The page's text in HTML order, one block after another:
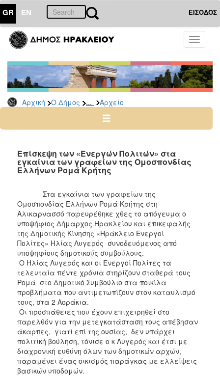
GR EN ΕΙΣΟΔΟΣ
Toggle
Αρχική Ο Δήμος ... Αρχείο
ΔΗΜΟΣ
Δημοτικές
Παρατάξεις
Αρχείο
ΠΟΛΙΤΙΣΜΟΣ
ΠΟΛΗ
Επίσκεψη των «Ενεργών Πολιτών» στα
εγκαίνια των γραφείων της Ομοσπονδίας
Ελλήνων Ρομά Κρήτης
Στα εγκαίνια των γραφείων της
Ομοσπονδίας Ελλήνων Ρομά Κρήτης στη
Αλικαρνασσό παρευρέθηκε χθες το απόγευμα ο
υποψήφιος Δήμαρχος Ηρακλείου και επικεφαλής
της Δημοτικής Κίνησης «Ηράκλειο Ενεργοί
Πολίτες» Ηλίας Λυγερός συνοδευόμενος από
υποψηφίους δημοτικούς συμβούλους.
Ο Ηλίας Λυγερός και οι Ενεργοί Πολίτες τα
τελευταία πέντε χρόνια στηρίζουν σταθερά τους
Ρομά στο Δημοτικό Συμβούλιο στα ποικίλα
προβλήματα που αντιμετωπίζουν στον καταυλισμό
τους, στα 2 Αοράκια.
Οι προσπάθειες που έχουν επιχειρηθεί στο
παρελθόν για την μετεγκατάσταση τους απέβησαν
άκαρπες, γιατί επί της ουσίας, δεν υπάρχει
πολιτική βούληση, τόνισε ο κ Λυγερός και έτσι με
διαχρονική ευθύνη όλων των δημοτικών αρχών,
παραμένει ένας οικισμός παράγκας με ελλείψεις
βασικών υποδομών.